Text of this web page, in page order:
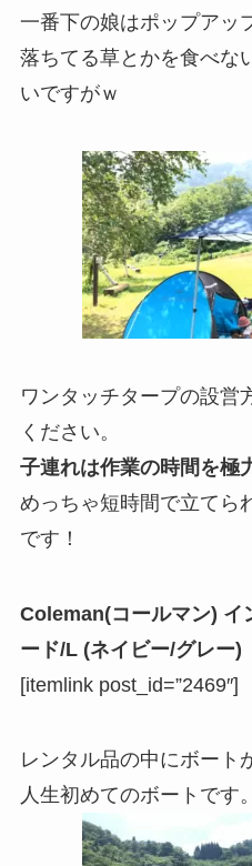
一番下の娘はポップアッ
落ちてる草とかを食べな
いですがｗ
ワンタッチタープの設営
ください。
子連れは作業の時間を極
めっちゃ短時間で立てら
です！
Coleman(コールマン) イ
ード/L (ネイビー/グレー)
[itemlink post_id=”2469″]
レンタル品の中にボート
人生初めてのボート です。